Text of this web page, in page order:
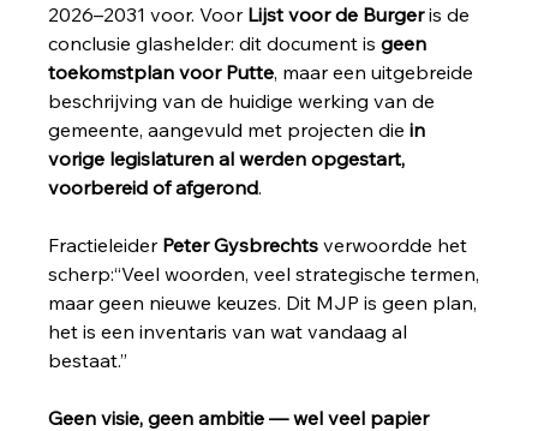
2026–2031 voor. Voor Lijst voor de Burger is de
conclusie glashelder: dit document is geen
toekomstplan voor Putte, maar een uitgebreide
beschrijving van de huidige werking van de
gemeente, aangevuld met projecten die in
vorige legislaturen al werden opgestart,
voorbereid of afgerond.
Fractieleider Peter Gysbrechts verwoordde het
scherp:“Veel woorden, veel strategische termen,
maar geen nieuwe keuzes. Dit MJP is geen plan,
het is een inventaris van wat vandaag al
bestaat.”
Geen visie, geen ambitie — wel veel papier